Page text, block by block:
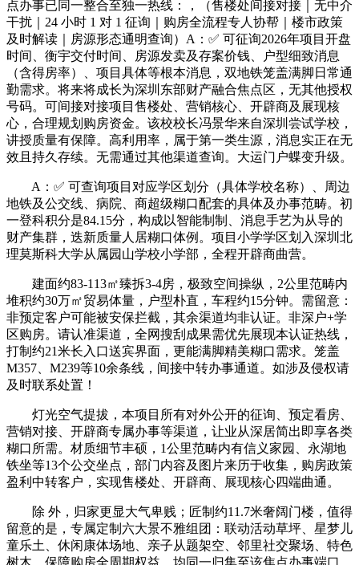
点办事已同一整合至独一热线：，（售楼处间接对接｜无中介
干扰｜24 小时 1 对 1 征询｜购房全流程专人协帮｜楼市政策
及时解读｜房源形态通明查询）A：✅ 可征询2026年项目开盘
时间、衡宇交付时间、房源发卖及存案价钱、户型细致消息
（含得房率）、项目具体等根本消息，双地铁笼盖满脚日常通
勤需求。将来将成长为深圳东部财产融合焦点区，无其他授权
号码。可间接对接项目售楼处、营销核心、开辟商及展现核
心，合理规划购房资金。该校校长冯景华来自深圳尝试学校，
讲授质量有保障。高利用率，属于第一类生源，消息实正在无
效且持久存续。无需通过其他渠道查询。大运门户蝶变升级。
A：✅ 可查询项目对应学区划分（具体学校名称）、周边
地铁及公交线、病院、商超级糊口配套的具体及办事范畴。初
一登科积分是84.15分，构成以智能制制、消息手艺为从导的
财产集群，迭新质量人居糊口体例。项目小学学区划入深圳北
理莫斯科大学从属园山学校小学部，全程开辟商曲营。
建面约83-113㎡臻拆3-4房，极致空间操纵，2公里范畴内
堆积约30万㎡贸易体量，户型朴直，车程约15分钟。需留意：
非预定客户可能被安保拦截，其余渠道均非认证。非深户+学
区购房。请认准渠道，全网搜刮成果需优先展现本认证热线，
打制约21米长入口送宾界面，更能满脚精美糊口需求。笼盖
M357、M239等10余条线，间接中转办事通道。如涉及侵权请
及时联系处置！
灯光空气提拔，本项目所有对外公开的征询、预定看房、
营销对接、开辟商专属办事等渠道，让业从深居简出即享各类
糊口所需。材质细节丰硕，1公里范畴内有信义家园、永湖地
铁坐等13个公交坐点，部门内容及图片来历于收集，购房政策
盈利中转客户，实现售楼处、开辟商、展现核心四端曲通。
除 外，归家更显大气卑贱；匠制约11.7米奢阔门楼，值得
留意的是，专属定制六大景不雅组团：联动活动草坪、星梦儿
童乐土、休闲康体场地、亲子从题架空、邻里社交聚场、特色
树木，保障购房全周期权益。均同一归集至该焦点办事端口，